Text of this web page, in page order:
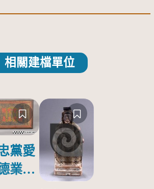
相關建檔單位
黨愛
業並